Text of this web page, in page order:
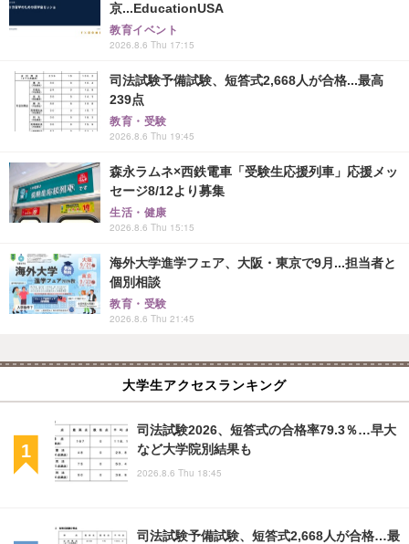
京...EducationUSA
教育イベント
2026.8.6 Thu 17:15
司法試験予備試験、短答式2,668人が合格...最高
239点
教育・受験
2026.8.6 Thu 19:45
森永ラムネ×西鉄電車「受験生応援列車」応援メッ
セージ8/12より募集
生活・健康
2026.8.6 Thu 15:15
海外大学進学フェア、大阪・東京で9月...担当者と
個別相談
教育・受験
2026.8.6 Thu 21:45
大学生アクセスランキング
司法試験2026、短答式の合格率79.3％…早大
など大学院別結果も
2026.8.6 Thu 18:45
司法試験予備試験、短答式2,668人が合格…最